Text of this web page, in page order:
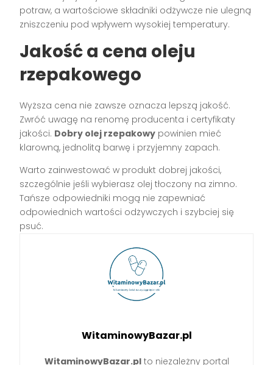
potraw, a wartościowe składniki odżywcze nie ulegną
zniszczeniu pod wpływem wysokiej temperatury.
Jakość a cena oleju
rzepakowego
Wyższa cena nie zawsze oznacza lepszą jakość.
Zwróć uwagę na renomę producenta i certyfikaty
jakości. Dobry olej rzepakowy powinien mieć
klarowną, jednolitą barwę i przyjemny zapach.
Warto zainwestować w produkt dobrej jakości,
szczególnie jeśli wybierasz olej tłoczony na zimno.
Tańsze odpowiedniki mogą nie zapewniać
odpowiednich wartości odżywczych i szybciej się
psuć.
WitaminowyBazar.pl
WitaminowyBazar.plto niezależny portal